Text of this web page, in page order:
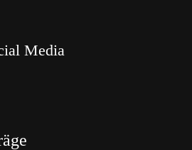
Media